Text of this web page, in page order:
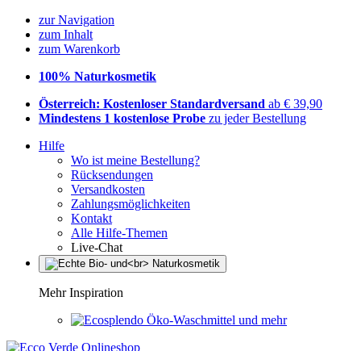
zur Navigation
zum Inhalt
zum Warenkorb
100% Naturkosmetik
Österreich: Kostenloser Standardversand ab € 39,90
Mindestens 1 kostenlose Probe zu jeder Bestellung
Hilfe
Wo ist meine Bestellung?
Rücksendungen
Versandkosten
Zahlungsmöglichkeiten
Kontakt
Alle Hilfe-Themen
Live-Chat
Mehr Inspiration
Öko-Waschmittel und mehr